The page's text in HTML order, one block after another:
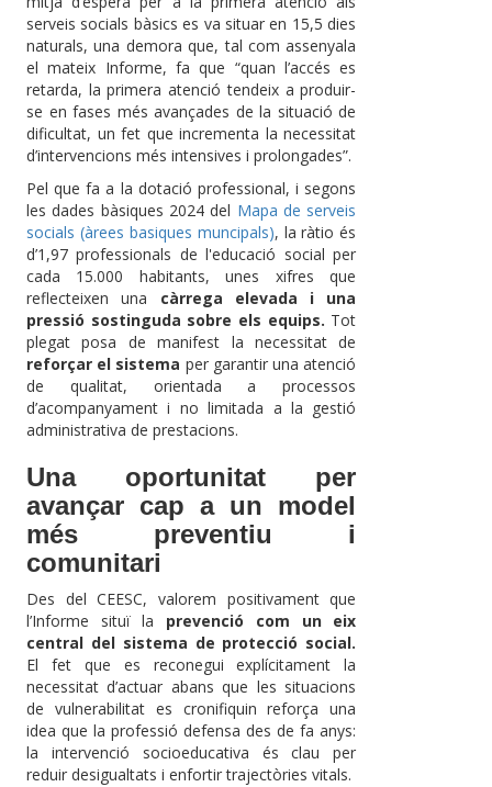
serveis socials bàsics es va situar en 15,5 dies
naturals, una demora que, tal com assenyala
el mateix Informe, fa que “quan l’accés es
retarda, la primera atenció tendeix a produir-
se en fases més avançades de la situació de
dificultat, un fet que incrementa la necessitat
d’intervencions més intensives i prolongades”.
Pel que fa a la dotació professional, i segons
les dades bàsiques 2024 del Mapa de serveis
socials (àrees basiques muncipals), la ràtio és
d’1,97 professionals de l'educació social per
cada 15.000 habitants,unes xifres que
reflecteixen una càrrega elevada i una
pressió sostinguda sobre els equips. Tot
plegat posa de manifest la necessitat de
reforçar el sistema per garantir una atenció
de qualitat, orientada a processos
d’acompanyament i no limitada a la gestió
administrativa de prestacions.
Una oportunitat per
avançar cap a un model
més preventiu i
comunitari
Des del CEESC, valorem positivament que
l’Informe situï la prevenció com un eix
central del sistema de protecció social.
El fet que es reconegui explícitament la
necessitat d’actuar abans que les situacions
de vulnerabilitat es cronifiquin reforça una
idea que la professió defensa des de fa anys:
la intervenció socioeducativa és clau per
reduir desigualtats i enfortir trajectòries vitals.